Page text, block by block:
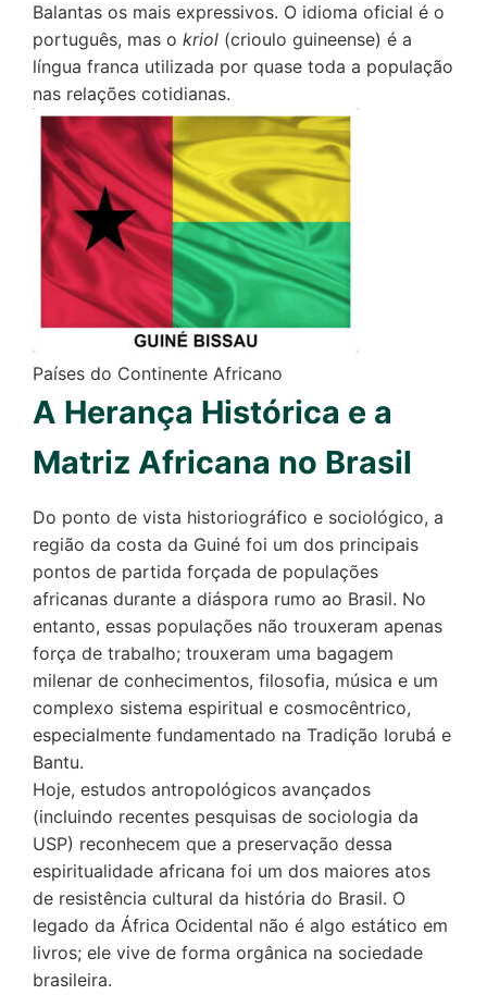
Balantas os mais expressivos. O idioma oficial é o
português, mas o kriol (crioulo guineense) é a
língua franca utilizada por quase toda a população
nas relações cotidianas.
Países do Continente Africano
A Herança Histórica e a
Matriz Africana no Brasil
Do ponto de vista historiográfico e sociológico, a
região da costa da Guiné foi um dos principais
pontos de partida forçada de populações
africanas durante a diáspora rumo ao Brasil. No
entanto, essas populações não trouxeram apenas
força de trabalho; trouxeram uma bagagem
milenar de conhecimentos, filosofia, música e um
complexo sistema espiritual e cosmocêntrico,
especialmente fundamentado na Tradição Iorubá e
Bantu.
Hoje, estudos antropológicos avançados
(incluindo recentes pesquisas de sociologia da
USP) reconhecem que a preservação dessa
espiritualidade africana foi um dos maiores atos
de resistência cultural da história do Brasil. O
legado da África Ocidental não é algo estático em
livros; ele vive de forma orgânica na sociedade
brasileira.